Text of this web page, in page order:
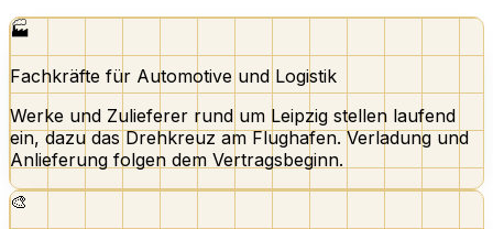
🏭
Fachkräfte für Automotive und Logistik
Werke und Zulieferer rund um Leipzig stellen laufend
ein, dazu das Drehkreuz am Flughafen. Verladung und
Anlieferung folgen dem Vertragsbeginn.
🎨